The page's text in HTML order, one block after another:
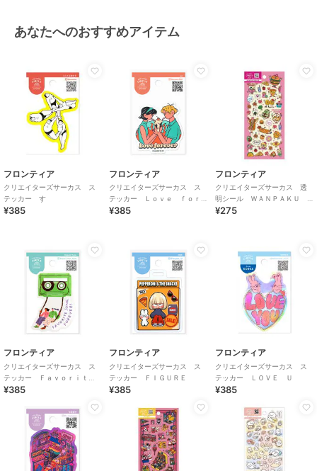
あなたへのおすすめアイテム
フロンティア
クリエイターズサーカス ス
テッカー す
¥385
フロンティア
クリエイターズサーカス ス
テッカー Ｌｏｖｅ ｆｏｒ
ｅｖｅｒ
¥385
フロンティア
クリエイターズサーカス 透
明シール ＷＡＮＰＡＫＵ
ＨＯＵＳＥ
¥275
フロンティア
クリエイターズサーカス ス
テッカー Ｆａｖｏｒｉｔ
ｅ ｓｏｎｇ
¥385
フロンティア
クリエイターズサーカス ス
テッカー ＦＩＧＵＲＥ
¥385
フロンティア
クリエイターズサーカス ス
テッカー ＬＯＶＥ Ｕ
¥385